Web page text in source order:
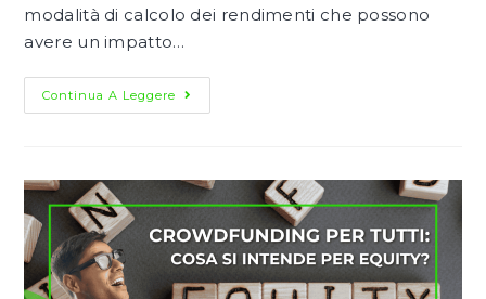
modalità di calcolo dei rendimenti che possono
avere un impatto…
Continua A Leggere Interesse
Semplice
Sono
E
Fanno
La
Differenza